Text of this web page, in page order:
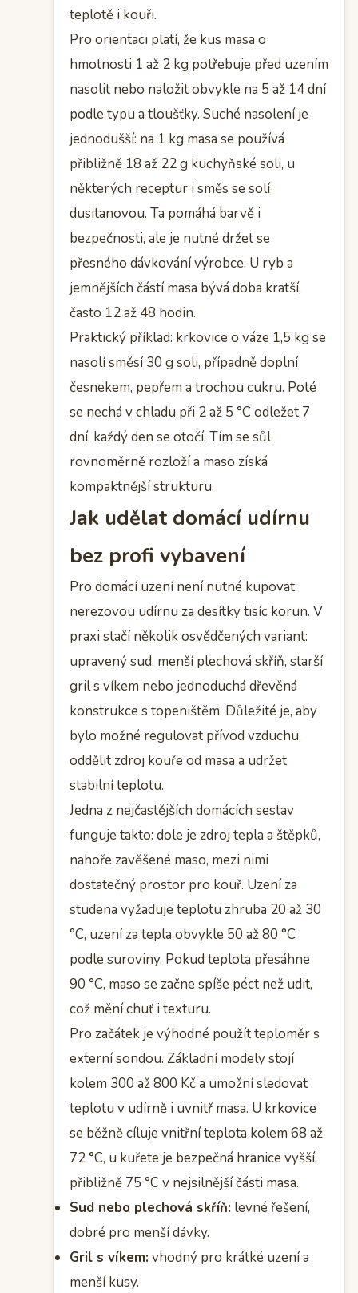
teplotě i kouři.
Pro orientaci platí, že kus masa o
hmotnosti 1 až 2 kg potřebuje před uzením
nasolit nebo naložit obvykle na 5 až 14 dní
podle typu a tloušťky. Suché nasolení je
jednodušší: na 1 kg masa se používá
přibližně 18 až 22 g kuchyňské soli, u
některých receptur i směs se solí
dusitanovou. Ta pomáhá barvě i
bezpečnosti, ale je nutné držet se
přesného dávkování výrobce. U ryb a
jemnějších částí masa bývá doba kratší,
často 12 až 48 hodin.
Praktický příklad: krkovice o váze 1,5 kg se
nasolí směsí 30 g soli, případně doplní
česnekem, pepřem a trochou cukru. Poté
se nechá v chladu při 2 až 5 °C odležet 7
dní, každý den se otočí. Tím se sůl
rovnoměrně rozloží a maso získá
kompaktnější strukturu.
Jak udělat domácí udírnu
bez profi vybavení
Pro domácí uzení není nutné kupovat
nerezovou udírnu za desítky tisíc korun. V
praxi stačí několik osvědčených variant:
upravený sud, menší plechová skříň, starší
gril s víkem nebo jednoduchá dřevěná
konstrukce s topeništěm. Důležité je, aby
bylo možné regulovat přívod vzduchu,
oddělit zdroj kouře od masa a udržet
stabilní teplotu.
Jedna z nejčastějších domácích sestav
funguje takto: dole je zdroj tepla a štěpků,
nahoře zavěšené maso, mezi nimi
dostatečný prostor pro kouř. Uzení za
studena vyžaduje teplotu zhruba 20 až 30
°C, uzení za tepla obvykle 50 až 80 °C
podle suroviny. Pokud teplota přesáhne
90 °C, maso se začne spíše péct než udit,
což mění chuť i texturu.
Pro začátek je výhodné použít teploměr s
externí sondou. Základní modely stojí
kolem 300 až 800 Kč a umožní sledovat
teplotu v udírně i uvnitř masa. U krkovice
se běžně cíluje vnitřní teplota kolem 68 až
72 °C, u kuřete je bezpečná hranice vyšší,
přibližně 75 °C v nejsilnější části masa.
Sud nebo plechová skříň: levné řešení,
dobré pro menší dávky.
Gril s víkem:vhodný pro krátké uzení a
menší kusy.